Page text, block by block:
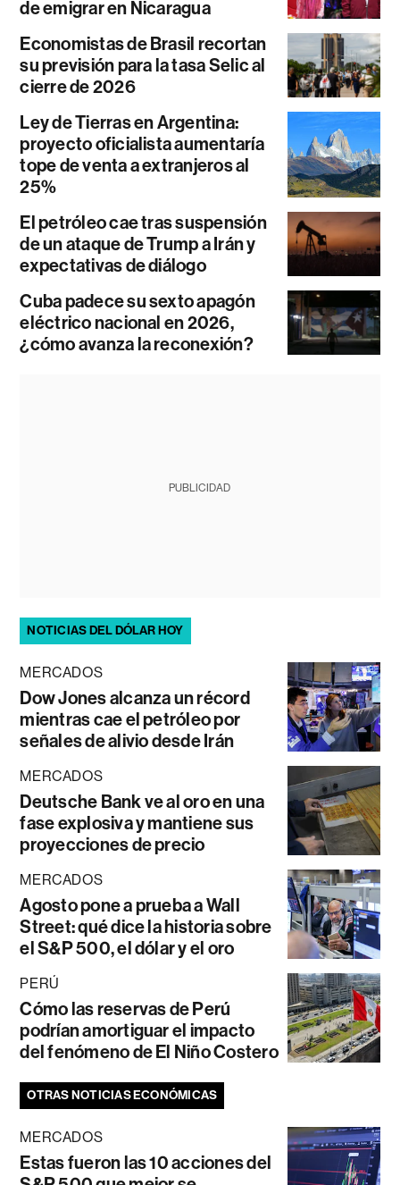
de emigrar en Nicaragua
Economistas de Brasil recortan
su previsión para la tasa Selic al
cierre de 2026
Ley de Tierras en Argentina:
proyecto oficialista aumentaría
tope de venta a extranjeros al
25%
El petróleo cae tras suspensión
de un ataque de Trump a Irán y
expectativas de diálogo
Cuba padece su sexto apagón
eléctrico nacional en 2026,
¿cómo avanza la reconexión?
PUBLICIDAD
NOTICIAS DEL DÓLAR HOY
MERCADOS
Dow Jones alcanza un récord
mientras cae el petróleo por
señales de alivio desde Irán
MERCADOS
Deutsche Bank ve al oro en una
fase explosiva y mantiene sus
proyecciones de precio
MERCADOS
Agosto pone a prueba a Wall
Street: qué dice la historia sobre
el S&P 500, el dólar y el oro
PERÚ
Cómo las reservas de Perú
podrían amortiguar el impacto
del fenómeno de El Niño Costero
OTRAS NOTICIAS ECONÓMICAS
MERCADOS
Estas fueron las 10 acciones del